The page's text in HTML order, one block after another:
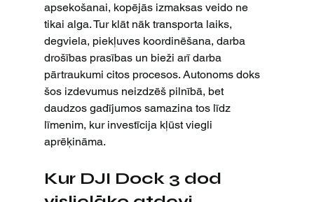
apsekošanai, kopējās izmaksas veido ne
tikai alga. Tur klāt nāk transporta laiks,
degviela, piekļuves koordinēšana, darba
drošības prasības un bieži arī darba
pārtraukumi citos procesos. Autonoms doks
šos izdevumus neizdzēš pilnībā, bet
daudzos gadījumos samazina tos līdz
līmenim, kur investīcija kļūst viegli
aprēķināma.
Kur DJI Dock 3 dod